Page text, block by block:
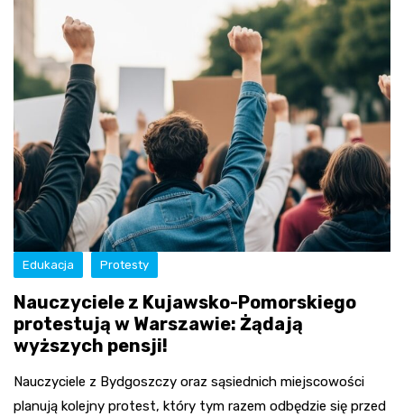
Edukacja Protesty
Nauczyciele z Kujawsko-Pomorskiego
protestują w Warszawie: Żądają
wyższych pensji!
Nauczyciele z Bydgoszczy oraz sąsiednich miejscowości
planują kolejny protest, który tym razem odbędzie się przed